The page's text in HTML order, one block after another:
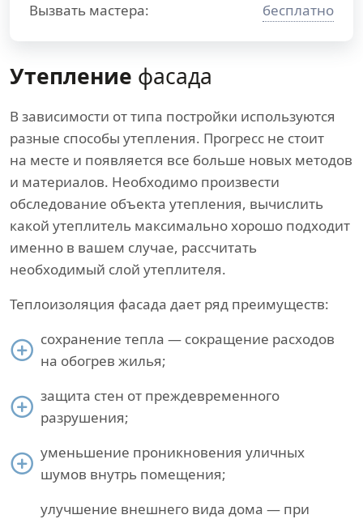
Утепление фасада
В зависимости от типа постройки используются
разные способы утепления. Прогресс не стоит
на месте и появляется все больше новых методов
и материалов. Необходимо произвести
обследование объекта утепления, вычислить
какой утеплитель максимально хорошо подходит
именно в вашем случае, рассчитать
необходимый слой утеплителя.
Теплоизоляция фасада дает ряд преимуществ:
Вызвать мастера:
бесплатно
сохранение тепла — сокращение расходов
на обогрев жилья;
защита стен от преждевременного
разрушения;
уменьшение проникновения уличных
шумов внутрь помещения;
улучшение внешнего вида дома — при